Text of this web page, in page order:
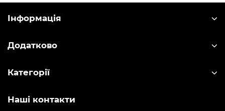
Інформація
Додатково
Категорії
Наші контакти